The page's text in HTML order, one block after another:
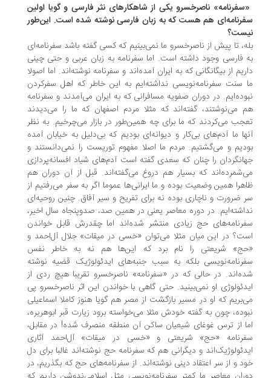
ناصرخسرو یکی از شاهکارهای نثر فارسی و گویا اولین
هم هست که به زبان فارسی نوشته شده است. این‌طور
تا پیش از ناصرخسرو ما نمی‌بینیم که کسی گفته باشد سفرنامه‌ای
فارسی وجود داشته است. اما سفرنامه به زبان عربی و حتی چینی
از بیگانگانی که به ایران آمده‌اند و سفرنامه‌ نوشته‌اند. اما اصولا
سنت سفرنامه‌نویسی نداشته‌ایم به این خاطر که اهل سفرکردن
در دوران صفویه مسافرانی که به ایران می‌آمدند و سفرنامه
می‌نوشتند، گفته‌اند که مثلا مردم اصفهان که ما را می‌دیدند
می‌کردند که ما برای چه همین‌طور در بازار می‌چرخیم. به نظر
ما آدم‌های بی‌کار و دیوانه‌ای بودیم که بی‌دلیل به خیابان آمده
و می‌گشتیم. مردم ما اصلا مفهوم توریست را نمی‌دانستند و
را چنان که سعدی گفته است آدم‌های شیاد افسانه‌پردازی
که بسیار هم دروغ می‌گفته‌اند. قبل از آن دوران هم
همین وضعیت بوده و ما ایرانی‌ها عموما اگر به سفر می‌رفتیم از
ضرورت و ناچاری بوده نه برای تفریح و سیر آفاق. چنین روحیه‌ای
در دوره معاصر یعنی در همین صد، صدوپنجاه سال اخیر،
حج زیادی منتشر شده‌اند اما چقدرش قابل خواندن
در این میان مثلا می‌توان «خسی در میقات» جلال آل‌احمد و
شریعتی را نام برد که این‌ها هم نه به خاطر نفس
بلکه به سبب جنبه‌های ایدئولوژیک قضیه نوشته‌
در حالی که در «سفرنامه» ناصرخسرو تقریبا هیچ ردی از
او نمی‌بینید. حتی گاهی با خواندن این اثر ناصرخسرو پی
که او در مسیر بازگشت از مصر هم گویا هنوز کاملا اسماعیلی
چون به گفته خودش مثلا می‌خواسته برود زیارت قبر ابوهریره،
از ترس غوغای شیعیان ساکن آن منطقه منصرف شده! در مقابل،
«حج» شریعتی و «خسی در میقات» آل‌احمد آثاری
و دیگرانی هم که سفرنامه حج نوشته‌اند غالبا برای دل
و از سر اعتقاد دینی نوشته‌اند. از سفرنامه‌های حج که بگذریم، در